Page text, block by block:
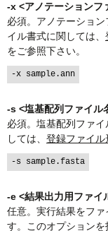
-x <アノテーションフ
必須。アノテーショ
イル書式に関しては、
をご参照下さい。
-s <塩基配列ファイル
必須。塩基配列ファ
しては、 登録ファイ
-e <結果出力用ファイ
任意。実行結果をフ
す。このオプション